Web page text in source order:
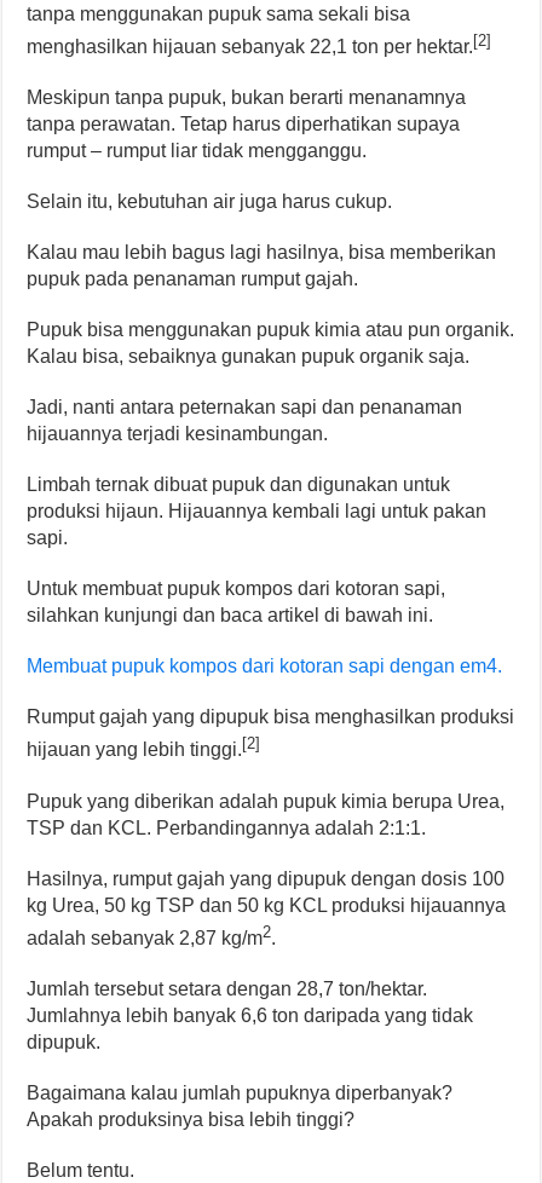
tanpa menggunakan pupuk sama sekali bisa
menghasilkan hijauan sebanyak 22,1 ton per hektar. [2]
Meskipun tanpa pupuk, bukan berarti menanamnya
tanpa perawatan. Tetap harus diperhatikan supaya
rumput – rumput liar tidak mengganggu.
Selain itu, kebutuhan air juga harus cukup.
Kalau mau lebih bagus lagi hasilnya, bisa memberikan
pupuk pada penanaman rumput gajah.
Pupuk bisa menggunakan pupuk kimia atau pun organik.
Kalau bisa, sebaiknya gunakan pupuk organik saja.
Jadi, nanti antara peternakan sapi dan penanaman
hijauannya terjadi kesinambungan.
Limbah ternak dibuat pupuk dan digunakan untuk
produksi hijaun. Hijauannya kembali lagi untuk pakan
sapi.
Untuk membuat pupuk kompos dari kotoran sapi,
silahkan kunjungi dan baca artikel di bawah ini.
Membuat pupuk kompos dari kotoran sapi dengan em4.
Rumput gajah yang dipupuk bisa menghasilkan produksi
hijauan yang lebih tinggi. [2]
Pupuk yang diberikan adalah pupuk kimia berupa Urea,
TSP dan KCL. Perbandingannya adalah 2:1:1.
Hasilnya, rumput gajah yang dipupuk dengan dosis 100
kg Urea, 50 kg TSP dan 50 kg KCL produksi hijauannya
adalah sebanyak 2,87 kg/m2.
Jumlah tersebut setara dengan 28,7 ton/hektar.
Jumlahnya lebih banyak 6,6 ton daripada yang tidak
dipupuk.
Bagaimana kalau jumlah pupuknya diperbanyak?
Apakah produksinya bisa lebih tinggi?
Belum tentu.